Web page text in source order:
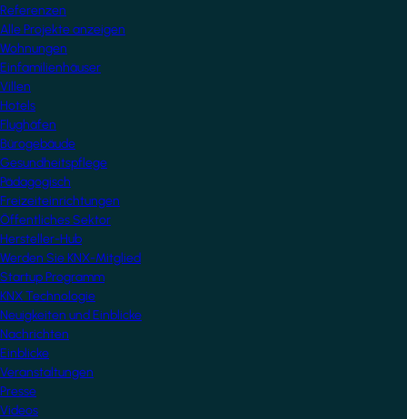
Referenzen
Alle Projekte anzeigen
Wohnungen
Einfamilienhäuser
Villen
Hotels
Flughäfen
Bürogebäude
Gesundheitspflege
Pädagogisch
Freizeiteinrichtungen
Öffentliches Sektor
Hersteller-Hub
Werden Sie KNX-Mitglied
Startup Programm
KNX Technologie
Neuigkeiten und Einblicke
Nachrichten
Einblicke
Veranstaltungen
Presse
Videos